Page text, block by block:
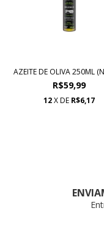
AZEITE DE OLIVA 250ML
R$59,99
12X DE R$6,17